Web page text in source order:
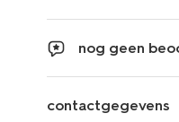
nog geen
contactgegevens